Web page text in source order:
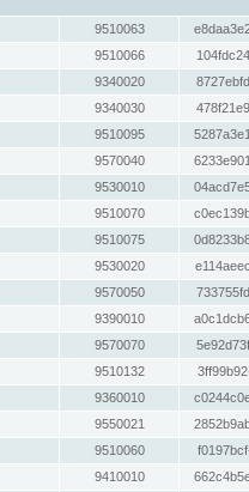
9510063
9510066
9340020
9340030
9510095
9570040
9530010
9510070
9510075
9530020
9570050
9390010
9570070
9510132
9360010
9550021
9510060
9410010